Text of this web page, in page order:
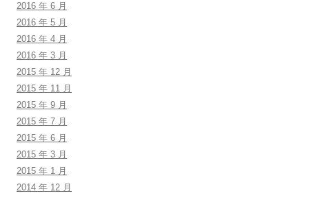
2016 年 6 月
2016 年 5 月
2016 年 4 月
2016 年 3 月
2015 年 12 月
2015 年 11 月
2015 年 9 月
2015 年 7 月
2015 年 6 月
2015 年 3 月
2015 年 1 月
2014 年 12 月